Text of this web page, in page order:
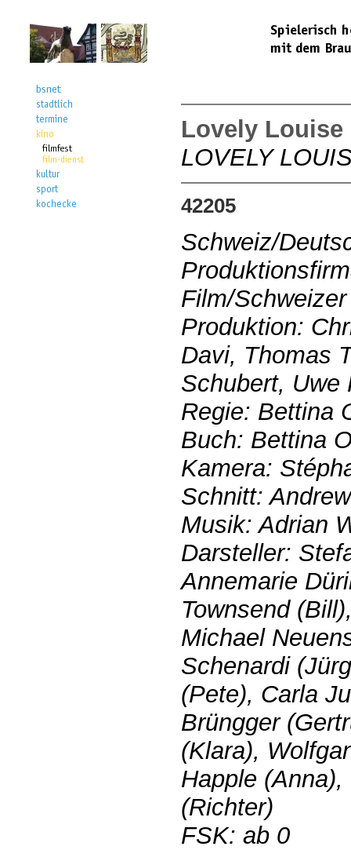
Lovely Louise
LOVELY
42205
Schweiz/
Film/
Produktion:
Davi, Thomas
Schubert, Uwe
Regie: Bettina
Buch: Bettina
Kamera:
Schnitt:
Musik: Adrian
Darsteller:
Annemarie
Townsend
Michael
Schenardi
(Pete), Carla
Brüngger
(Klara),
Happle
(Richter)
FSK: ab 0